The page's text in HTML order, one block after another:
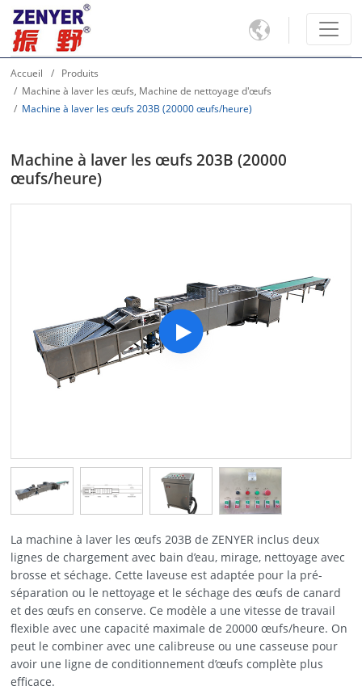

Accueil
Produits
Machine à laver les œufs, Machine de nettoyage d'œufs
Machine à laver les œufs 203B (20000 œufs/heure)
Machine à laver les œufs 203B (20000
œufs/heure)
La machine à laver les œufs 203B de ZENYER inclus deux
lignes de chargement avec bain d’eau, mirage, nettoyage avec
brosse et séchage. Cette laveuse est adaptée pour la pré-
séparation ou le nettoyage et le séchage des œufs de canard
et des œufs en conserve. Ce modèle a une vitesse de travail
flexible avec une capacité maximale de 20000 œufs/heure. On
peut le combiner avec une calibreuse ou une casseuse pour
avoir une ligne de conditionnement d’œufs complète plus
efficace.